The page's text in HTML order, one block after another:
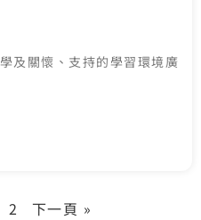
及關懷、支持的學習環境廣
2 下一頁 »